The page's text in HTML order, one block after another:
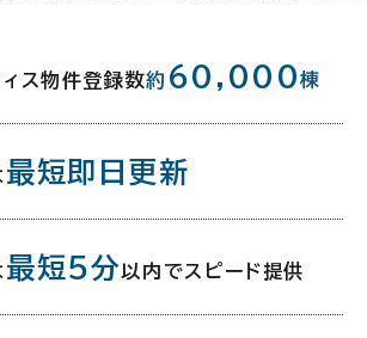
6-36
ス物件登録数約 60,000棟
最短即日更新
最短5分 以内でスピード提供